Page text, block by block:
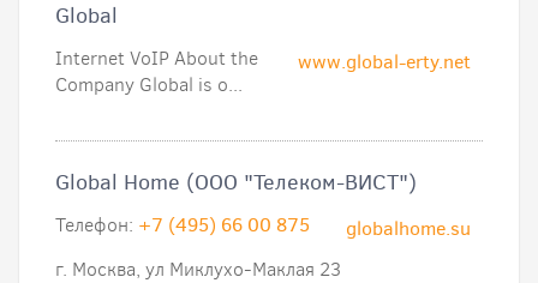
Global
www.global-erty.net
Internet VoIP About the
Company Global is o...
Global Home (ООО "Телеком-ВИСТ")
globalhome.su
Телефон: +7 (495) 66 00 875
г. Москва, ул Миклухо-Маклая 23